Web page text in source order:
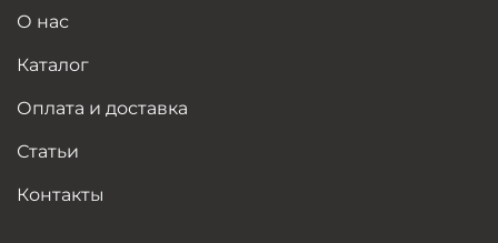
О нас
Каталог
Оплата и доставка
Статьи
Контакты